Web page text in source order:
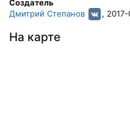
Создатель
Дмитрий Степанов
, 2017-
На карте